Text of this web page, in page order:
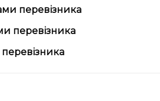
перевізника
перевізника